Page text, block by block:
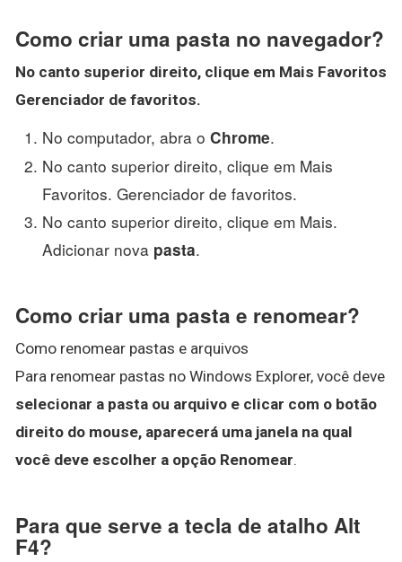
Como criar uma pasta no navegador?
No canto superior direito, clique em Mais Favoritos
Gerenciador de favoritos.
No computador, abra o Chrome.
No canto superior direito, clique em Mais
Favoritos. Gerenciador de favoritos.
No canto superior direito, clique em Mais.
Adicionar nova pasta.
Como criar uma pasta e renomear?
Como renomear pastas e arquivos
Para renomear pastas no Windows Explorer, você deve
selecionar a pasta ou arquivo e clicar com o botão
direito do mouse, aparecerá uma janela na qual
você deve escolher a opção Renomear.
Para que serve a tecla de atalho Alt
F4?